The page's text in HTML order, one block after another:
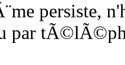
persiste,
par